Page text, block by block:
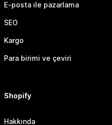
E-posta ile pazarlama
SEO
Kargo
Para birimi ve çeviri
Shopify
Hakkında